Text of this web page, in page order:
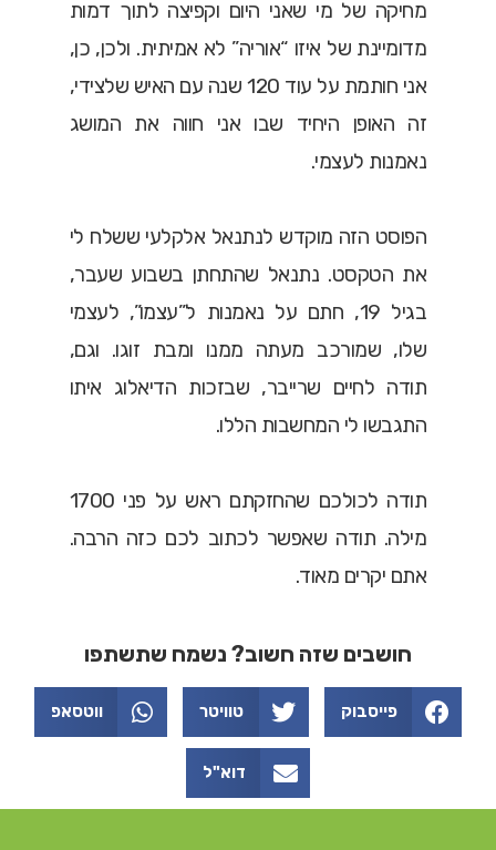
מחיקה של מי שאני היום וקפיצה לתוך דמות
מדומיינת של איזו “אוריה” לא אמיתית. ולכן, כן,
אני חותמת על עוד 120 שנה עם האיש שלצידי,
זה האופן היחיד שבו אני חווה את המושג
נאמנות לעצמי.
הפוסט הזה מוקדש לנתנאל אלקלעי ששלח לי
את הטקסט. נתנאל שהתחתן בשבוע שעבר,
בגיל 19, חתם על נאמנות ל”עצמו”, לעצמי
שלו, שמורכב מעתה ממנו ומבת זוגו. וגם,
תודה לחיים שרייבר, שבזכות הדיאלוג איתו
התגבשו לי המחשבות הללו.
תודה לכולכם שהחזקתם ראש על פני 1700
מילה. תודה שאפשר לכתוב לכם כזה הרבה.
אתם יקרים מאוד.
חושבים שזה חשוב? נשמח שתשתפו
פייסבוק טוויטר ווטסאפ
דוא"ל